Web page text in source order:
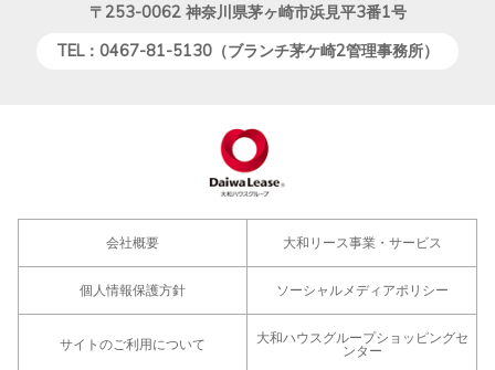
〒253-0062 神奈川県茅ヶ崎市浜見平3番1号
TEL：0467-81-5130（ブランチ茅ケ崎2管理事務所）
会社概要 大和リース事業・サービス
個人情報保護方針 ソーシャルメディアポリシー
サイトのご利用について
大和ハウスグループショッピングセ
ンター